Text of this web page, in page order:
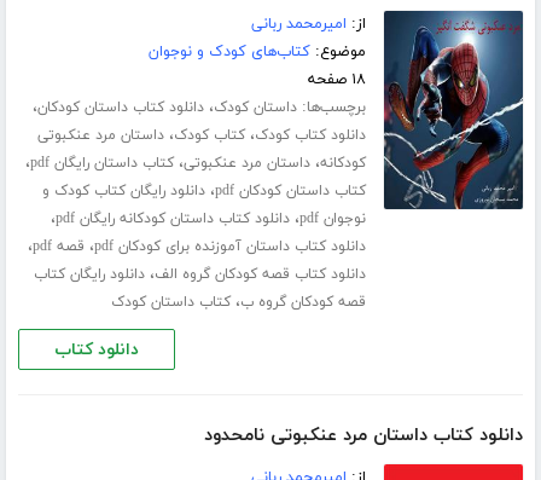
از: امیرمحمد ربانی
موضوع:کتاب‌های کودک و نوجوان
۱۸ صفحه
برچسب‌ها:داستان کودک،دانلود کتاب داستان کودکان،
دانلود کتاب کودک،کتاب کودک،داستان مرد عنکبوتی
کودکانه،داستان مرد عنکبوتی،کتاب داستان رایگان pdf ،
کتاب داستان کودکان pdf ،دانلود رایگان کتاب کودک و
نوجوان pdf
،دانلود کتاب داستان کودکانه رایگان pdf ،
دانلود کتاب داستان آموزنده برای کودکان pdf ، قصه pdf ،
دانلود کتاب قصه کودکان گروه الف،دانلود رایگان کتاب
قصه کودکان گروه ب،کتاب داستان کودک
دانلود کتاب
دانلود کتاب داستان مرد عنکبوتی نامحدود